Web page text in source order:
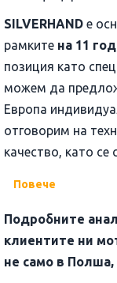
SILVERHAND е
рамките на 11
позиция като
можем да
Европа
отговорим на
качество, като се
целеустременост
оптимален
настоящите и
Повече
Подробните
клиентите ни
не само в Полша,